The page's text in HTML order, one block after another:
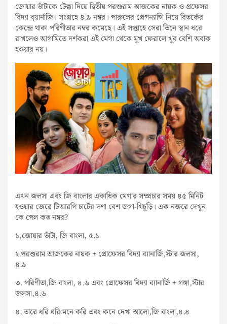
জোয়ার ভাঁটাকে টেক্কা দিয়ে দ্বিতীয় পরশুরাম আজকের নায়ক ও প্রফেসর
বিদ্যা ব্য়ার্নাজি। সংগ্রহে ৪.৯ নম্বর। পারুলের প্রেগন্যান্সি নিয়ে বিতর্কের
কেন্দ্রে থাকা পরিণীতার নম্বর কমেছে। এই সপ্তাহে সেরা তিনে স্থান ধরে
রাখলেও আগামিতে দর্শকরা এই মেগা থেকে মুখ ফেরালে খুব বেশি অবাক
হওয়ার নয়।
এখন জলসা এবং জি বাংলার একাধিক মেগার সম্প্রচার সময় ৪৫ মিনিট
হওয়ার জেরে টিআরপি চার্টের দশা বেশ জগা-খিচুড়ি। এক নজরে দেখুন
কে পেল কত নম্বর?
১,জোয়ার ভাঁটা, জি বাংলা, ৫.১
২.পরশুরাম আজকের নায়ক + প্রোফেসর বিদ্যা ব্যানার্জি,স্টার জলসা,
৪.৯
৩. পরিণীতা,জি বাংলা, ৪.৬ এবং প্রোফেসর বিদ্যা ব্যানার্জি + গঙ্গা,স্টার
জলসা,৪.৬
৪. তারে ধরি ধরি মনে করি এবং কনে দেখা আলো,জি বাংলা,৪.৪